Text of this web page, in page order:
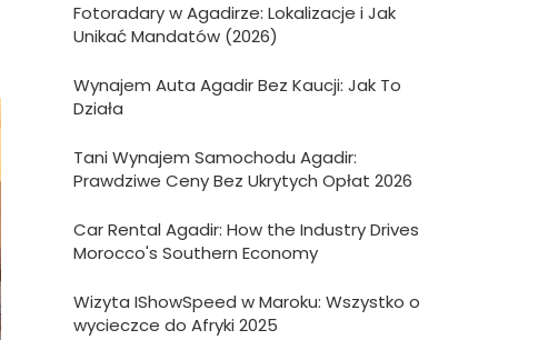
Fotoradary w Agadirze: Lokalizacje i Jak
Unikać Mandatów (2026)
Wynajem Auta Agadir Bez Kaucji: Jak To
Działa
Tani Wynajem Samochodu Agadir:
Prawdziwe Ceny Bez Ukrytych Opłat 2026
Car Rental Agadir: How the Industry Drives
Morocco's Southern Economy
Wizyta IShowSpeed w Maroku: Wszystko o
wycieczce do Afryki 2025